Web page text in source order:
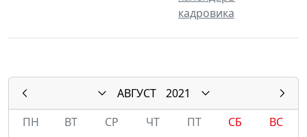
кадровика
АВГУСТ
2021
ПН
ВТ СР ЧТ ПТ СБ
ВС